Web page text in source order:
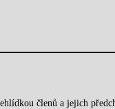
členů a jejich